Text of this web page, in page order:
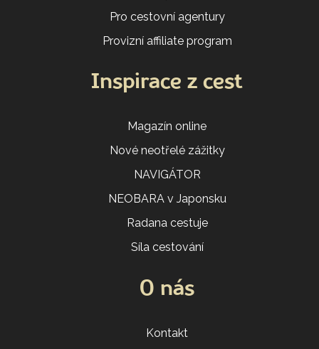
Pro cestovní agentury
Provizní affiliate program
Inspirace z cest
Magazín online
Nové neotřelé zážitky
NAVIGÁTOR
NEOBARA v Japonsku
Radana cestuje
Síla cestování
O nás
Kontakt